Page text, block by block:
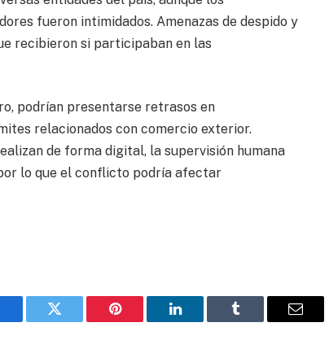
fueron intimidados. Amenazas de despido y
recibieron si participaban en las
podrían presentarse retrasos en
relacionados con comercio exterior.
de forma digital, la supervisión humana
lo que el conflicto podría afectar
Gorjeo Pinterest LinkedIn Tumblr
Correo